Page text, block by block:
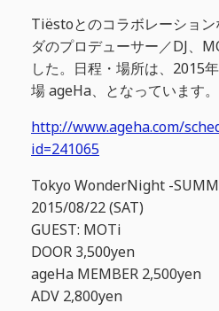
Tiëstoとのコラボレーショ
ダのプロデューサー／DJ、
した。日程・場所は、2015
場 ageHa、となっています。
http://www.ageha.com/
id=241065
Tokyo WonderNight -
2015/08/22 (SAT)
GUEST: MOTi
DOOR 3,500yen
ageHa MEMBER 2,500yen
ADV 2,800yen